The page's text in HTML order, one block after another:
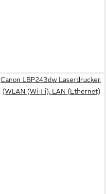
Canon LBP243dw Laserdrucker,
(WLAN (Wi-Fi), LAN (Ethernet)